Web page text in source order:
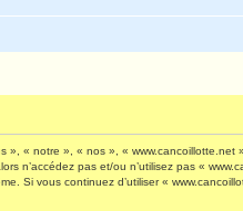
« notre », « nos », «
n’accédez pas et/ou n’utilisez pas «
Si vous continuez d’utiliser «